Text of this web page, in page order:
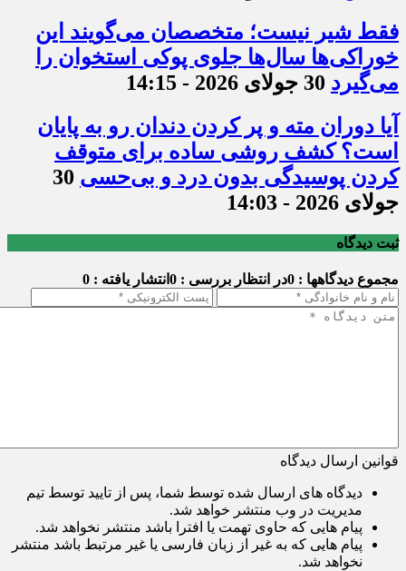
فقط شیر نیست؛ متخصصان می‌گویند این
خوراکی‌ها سال‌ها جلوی پوکی استخوان را
می‌گیرد 30 جولای 2026 - 14:15
آیا دوران مته و پر کردن دندان رو به پایان
است؟ کشف روشی ساده برای متوقف
کردن پوسیدگی بدون درد و بی‌حسی 30
جولای 2026 - 14:03
ثبت دیدگاه
مجموع دیدگاهها : 0 در انتظار بررسی : 0 انتشار یافته : 0
قوانین ارسال دیدگاه
دیدگاه های ارسال شده توسط شما، پس از تایید توسط تیم
مدیریت در وب منتشر خواهد شد.
پیام هایی که حاوی تهمت یا افترا باشد منتشر نخواهد شد.
پیام هایی که به غیر از زبان فارسی یا غیر مرتبط باشد منتشر
نخواهد شد.